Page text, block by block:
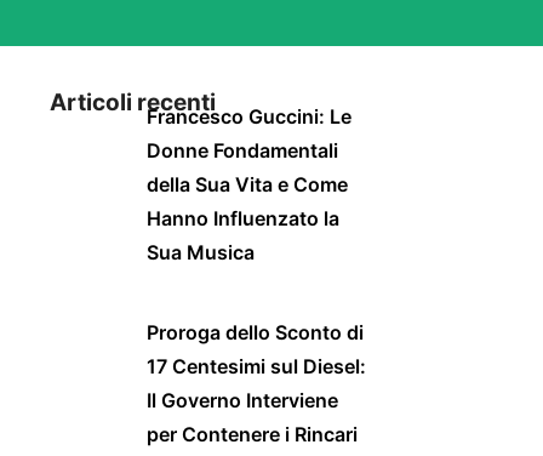
Articoli recentiFrancesco Guccini: Le
Donne Fondamentali
della Sua Vita e Come
Hanno Influenzato la
Sua Musica
Proroga dello Sconto di
17 Centesimi sul Diesel:
Il Governo Interviene
per Contenere i Rincari